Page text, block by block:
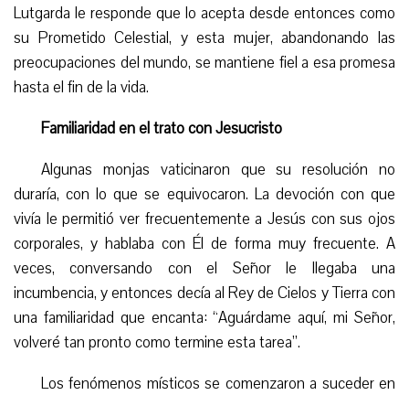
Lutgarda le responde que lo acepta desde entonces como
su PrometidoCelestial, y esta mujer, abandonando las
preocupaciones del mundo, se mantiene fiel a esa promesa
hasta el fin de la vida.
Familiaridad en el trato con Jesucristo
Algunas monjas vaticinaron que su resolución no
duraría, con lo que se equivocaron. La devoción con que
vivía le permitió ver frecuentemente a Jesús con sus ojos
corporales, y hablaba con Él de forma muy frecuente. A
veces, conversando con el Señorle llegaba una
incumbencia, y entonces decía al Rey de Cielos y Tierra con
una familiaridad que encanta: “Aguárdame aquí, mi Señor,
volveré tan pronto como termine esta tarea”.
Los fenómenos místicos se comenzaron a suceder en